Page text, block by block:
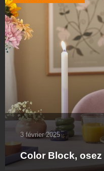
3 février 2025
Color Block,